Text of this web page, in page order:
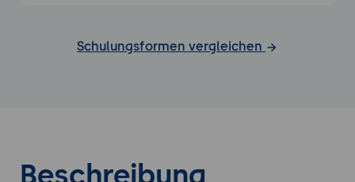
Schulungsformen vergleichen
Beschreibung